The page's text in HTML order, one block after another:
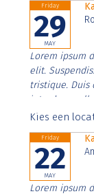
Friday
29
MAY
Lorem ipsum
elit.
tristique. Duis
interdum
Aenean
Kies een
Friday
22
MAY
Lorem ipsum